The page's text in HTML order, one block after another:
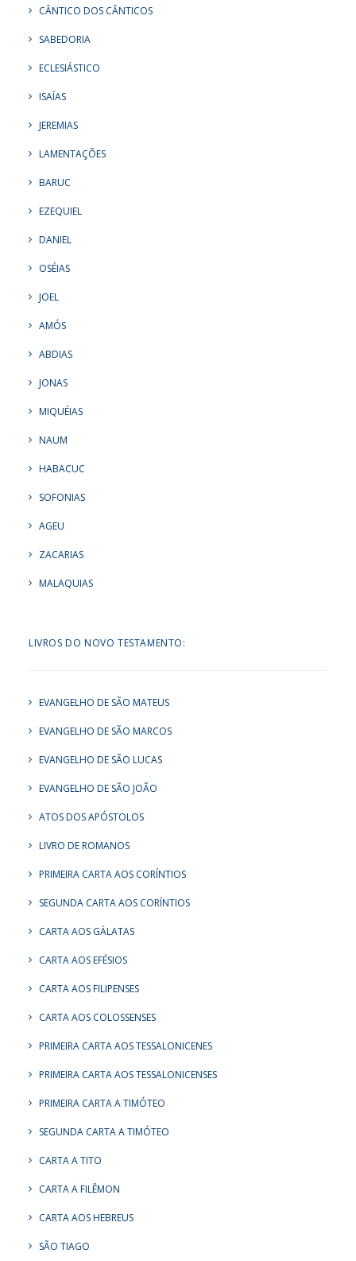
CÂNTICO DOS CÂNTICOS
SABEDORIA
ECLESIÁSTICO
ISAÍAS
JEREMIAS
LAMENTAÇÕES
BARUC
EZEQUIEL
DANIEL
OSÉIAS
JOEL
AMÓS
ABDIAS
JONAS
MIQUÉIAS
NAUM
HABACUC
SOFONIAS
AGEU
ZACARIAS
MALAQUIAS
LIVROS DO NOVO TESTAMENTO:
EVANGELHO DE SÃO MATEUS
EVANGELHO DE SÃO MARCOS
EVANGELHO DE SÃO LUCAS
EVANGELHO DE SÃO JOÃO
ATOS DOS APÓSTOLOS
LIVRO DE ROMANOS
PRIMEIRA CARTA AOS CORÍNTIOS
SEGUNDA CARTA AOS CORÍNTIOS
CARTA AOS GÁLATAS
CARTA AOS EFÉSIOS
CARTA AOS FILIPENSES
CARTA AOS COLOSSENSES
PRIMEIRA CARTA AOS TESSALONICENES
PRIMEIRA CARTA AOS TESSALONICENSES
PRIMEIRA CARTA A TIMÓTEO
SEGUNDA CARTA A TIMÓTEO
CARTA A TITO
CARTA A FILÊMON
CARTA AOS HEBREUS
SÃO TIAGO